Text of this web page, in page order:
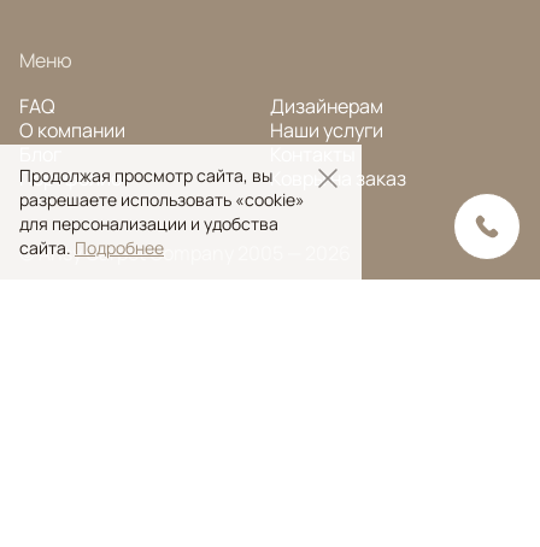
Меню
FAQ
О компании
Портфолио
Дизайнерам
Наши услуги
Ковры на заказ
© Ansy Carpet Company 2005 — 2026
Продолжая просмотр сайта, вы
разрешаете использовать «cookie»
для персонализации и удобства
сайта. Подробнее